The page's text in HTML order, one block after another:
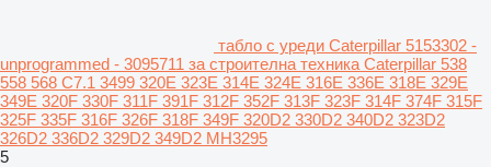
табло с уреди Caterpillar 5153302 -
unprogrammed - 3095711 за строителна техника Caterpillar 538
558 568 C7.1 3499 320E 323E 314E 324E 316E 336E 318E 329E
349E 320F 330F 311F 391F 312F 352F 313F 323F 314F 374F 315F
325F 335F 316F 326F 318F 349F 320D2 330D2 340D2 323D2
326D2 336D2 329D2 349D2 MH3295
5